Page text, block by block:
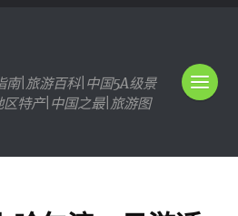
南|旅游百科|中国5A级景
特产|中国之最|旅游图